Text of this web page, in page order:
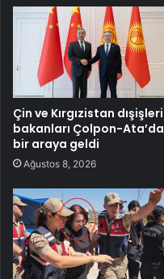
Çin ve Kırgızistan dışişleri
bakanları Çolpon-Ata’da
bir araya geldi
Ağustos 8, 2026